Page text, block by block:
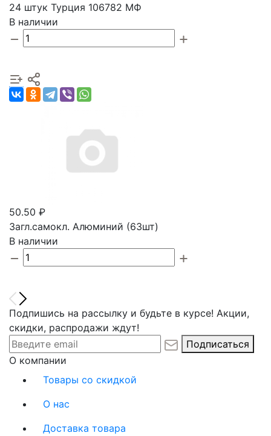
24 штук Турция 106782 МФ
В наличии
50.50 ₽
Загл.самокл. Алюминий (63шт)
В наличии
Подпишись на рассылку и будьте в курсе! Акции,
скидки, распродажи ждут!
Подписаться
О компании
Товары со скидкой
О нас
Доставка товара